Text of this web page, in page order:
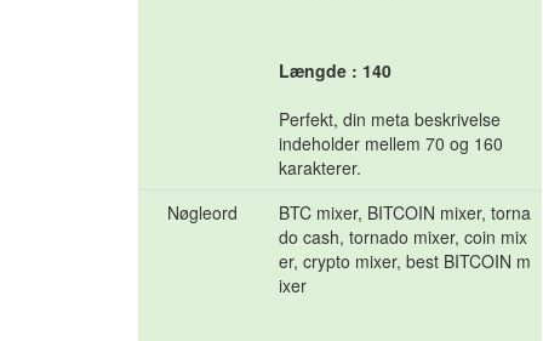
Længde : 140
Perfekt, din meta beskrivelse
indeholder mellem 70 og 160
karakterer.
Nøgleord
BTC mixer, BITCOIN mixer, torna
do cash, tornado mixer, coin mix
er, crypto mixer, best BITCOIN m
ixer